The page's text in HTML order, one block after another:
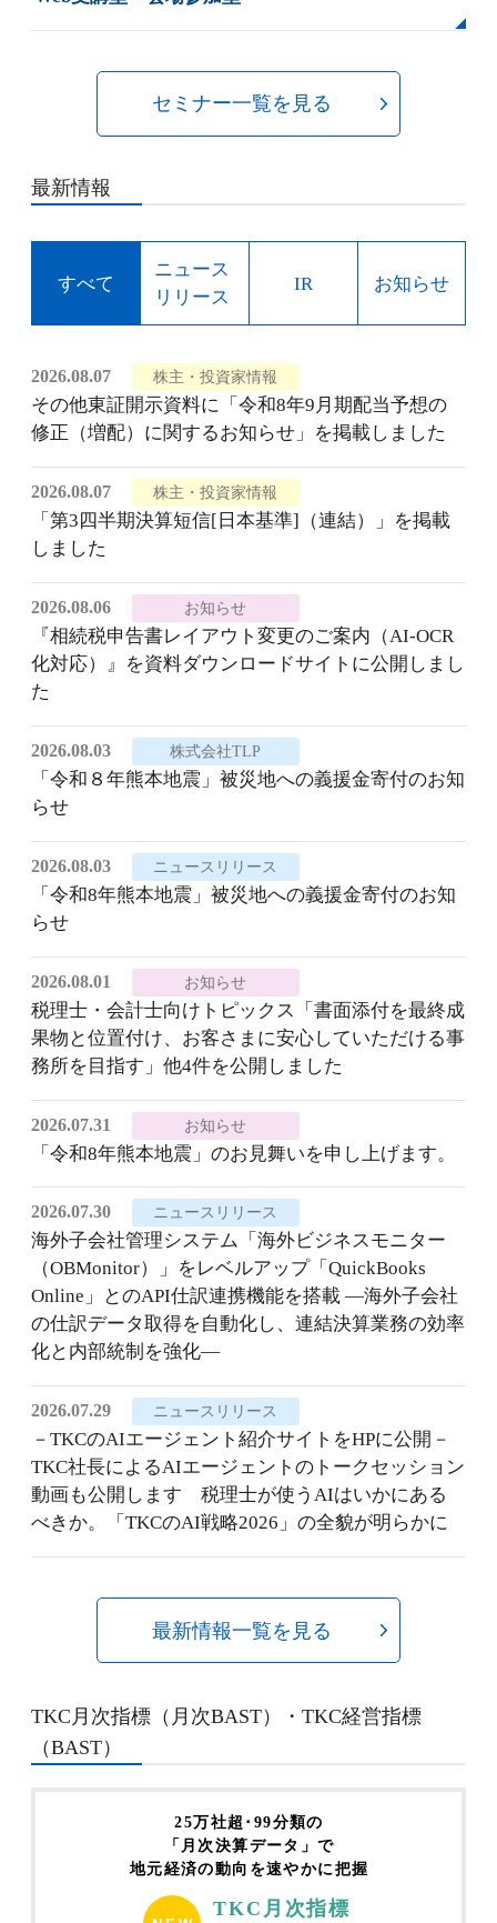
セミナー一覧を見る
最新情報
すべて
ニュース
リリース
IR お知らせ
2026.08.07 株主・投資家情報
その他東証開示資料に「令和8年9月期配当予想の
修正（増配）に関するお知らせ」を掲載しました
2026.08.07 株主・投資家情報
「第3四半期決算短信[日本基準]（連結）」を掲載
しました
2026.08.06 お知らせ
『相続税申告書レイアウト変更のご案内（AI-OCR
化対応）』を資料ダウンロードサイトに公開しまし
た
2026.08.03 株式会社TLP
「令和８年熊本地震」被災地への義援金寄付のお知
らせ
2026.08.03 ニュースリリース
「令和8年熊本地震」被災地への義援金寄付のお知
らせ
2026.08.01 お知らせ
税理士・会計士向けトピックス「書面添付を最終成
果物と位置付け、お客さまに安心していただける事
務所を目指す」他4件を公開しました
2026.07.31 お知らせ
「令和8年熊本地震」のお見舞いを申し上げます。
2026.07.30 ニュースリリース
海外子会社管理システム「海外ビジネスモニター
（OBMonitor）」をレベルアップ「QuickBooks
Online」とのAPI仕訳連携機能を搭載 ―海外子会社
の仕訳データ取得を自動化し、連結決算業務の効率
化と内部統制を強化―
2026.07.29 ニュースリリース
－TKCのAIエージェント紹介サイトをHPに公開－
TKC社長によるAIエージェントのトークセッション
動画も公開します 税理士が使うAIはいかにある
べきか。「TKCのAI戦略2026」の全貌が明らかに
最新情報一覧を見る
TKC月次指標（月次BAST）・TKC経営指標
（BAST）
25万社超･99分類の
「月次決算データ」で
地元経済の動向を速やかに把握
TKC月次指標